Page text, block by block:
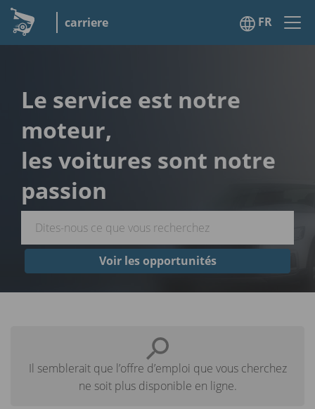
carriere FR
Le service est notre
moteur,
les voitures sont notre
passion
Voir les opportunités
Il semblerait que l’offre d’emploi que vous cherchez
ne soit plus disponible en ligne.